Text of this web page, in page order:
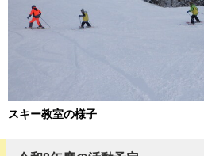
スキー教室の様子